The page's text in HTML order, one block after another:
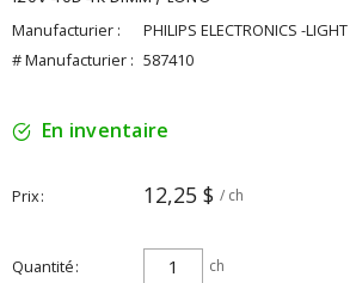
Manufacturier :
PHILIPS ELECTRONICS -LIGHT
# Manufacturier : 587410
En inventaire
Prix 12,25 $ / ch
Quantité ch